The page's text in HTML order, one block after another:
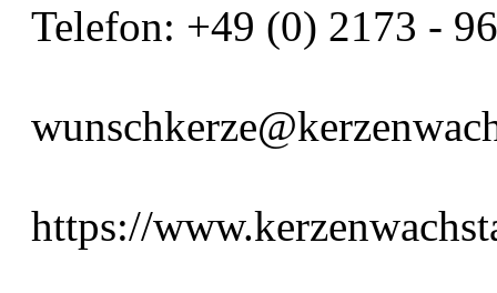
Telefon: +49 (0) 2173 -
https://